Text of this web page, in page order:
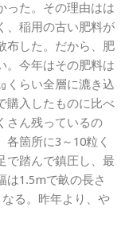
った。その理由はは
、稲用の古い肥料が
布した。だから、肥
。今年はその肥料は
くらい全層に漉き込
購入したものに比べ
さん残っているの
箇所に3～10粒く
で踏んで鎮圧し、最
は1.5mで畝の長さ
る。昨年より、や